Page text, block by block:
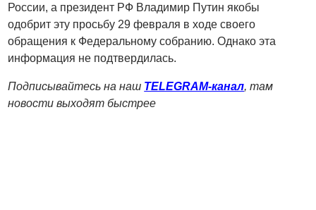
России, а президент РФ Владимир Путин якобы
одобрит эту просьбу 29 февраля в ходе своего
обращения к Федеральному собранию. Однако эта
информация не подтвердилась.
Подписывайтесь на наш TELEGRAM-канал, там
новости выходят быстрее